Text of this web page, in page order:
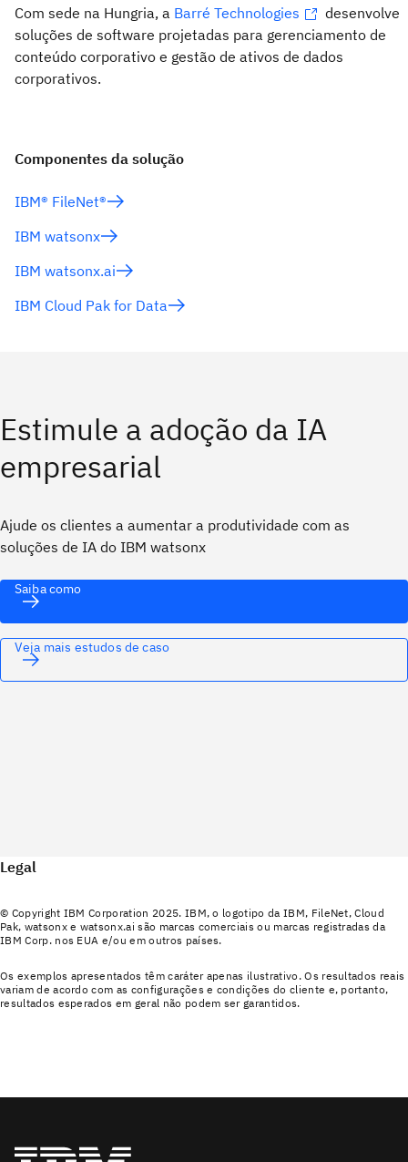
Com sede na Hungria, a Barré Technologies
desenvolve
soluções de software projetadas para gerenciamento de
conteúdo corporativo e gestão de ativos de dados
corporativos.
Componentes da solução
IBM® FileNet®
IBM watsonx
IBM watsonx.ai
IBM Cloud Pak for Data
Estimule a adoção da IA
empresarial
Ajude os clientes a aumentar a produtividade com as
soluções de IA do IBM watsonx
Saiba como
Veja mais estudos de caso
Legal
© Copyright IBM Corporation 2025. IBM, o logotipo da IBM, FileNet, Cloud
Pak, watsonx e watsonx.ai são marcas comerciais ou marcas registradas da
IBM Corp. nos EUA e/ou em outros países.
Os exemplos apresentados têm caráter apenas ilustrativo. Os resultados reais
variam de acordo com as configurações e condições do cliente e, portanto,
resultados esperados em geral não podem ser garantidos.